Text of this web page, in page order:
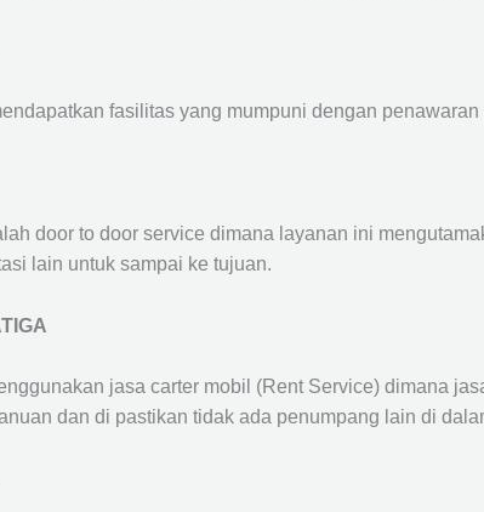
fasilitas yang mumpuni dengan penawaran
door to door service dimana layanan ini
lain untuk sampai ke tujuan.
jasa carter mobil (Rent Service) dimana
dan di pastikan tidak ada penumpang lain di